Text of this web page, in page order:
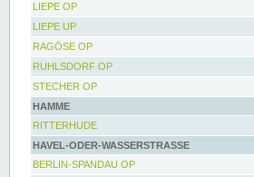
LIEPE OP
LIEPE UP
RAGÖSE OP
RUHLSDORF OP
STECHER OP
HAMME
RITTERHUDE
HAVEL-ODER-WASSERSTRASSE
BERLIN-SPANDAU OP